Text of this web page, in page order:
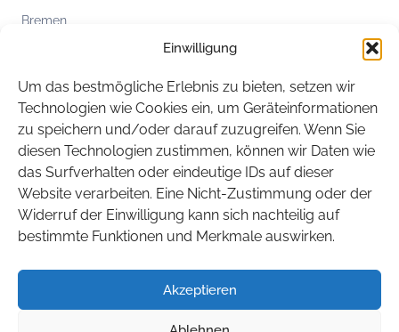
Einwilligung
Um das bestmögliche Erlebnis zu bieten, setzen wir
Technologien wie Cookies ein, um Geräteinformationen
zu speichern und/oder darauf zuzugreifen. Wenn Sie
diesen Technologien zustimmen, können wir Daten wie
das Surfverhalten oder eindeutige IDs auf dieser
Website verarbeiten. Eine Nicht-Zustimmung oder der
Widerruf der Einwilligung kann sich nachteilig auf
bestimmte Funktionen und Merkmale auswirken.
Akzeptieren
Bremen
Mecklenburg-Vorpommern
Niedersachsen
Nordrhein-Westfalen
Rheinland-Pfalz
Saarland